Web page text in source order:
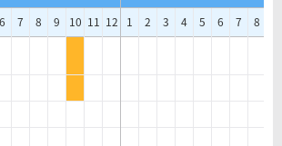
6 7 8 9 10 11 12 1 2 3 4 5 6 7 8